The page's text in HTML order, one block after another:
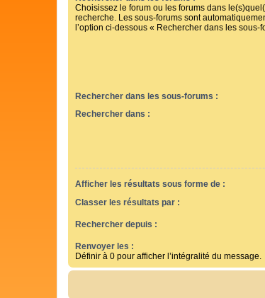
Choisissez le forum ou les forums dans
recherche. Les sous-forums sont
l’option ci-dessous « Rechercher dans les sous-
Rechercher dans les sous-forums :
Rechercher dans :
Afficher les résultats sous forme de :
Classer les résultats par :
Rechercher depuis :
Renvoyer les :
Définir à 0 pour afficher l’intégralité du message.